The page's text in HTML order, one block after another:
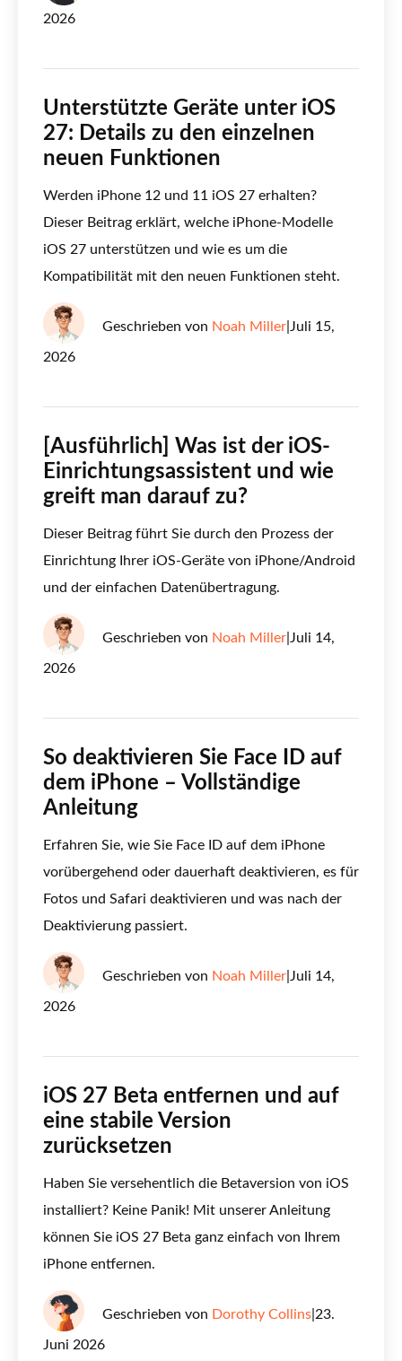
2026
Unterstützte Geräte unter iOS
27: Details zu den einzelnen
neuen Funktionen
Werden iPhone 12 und 11 iOS 27 erhalten?
Dieser Beitrag erklärt, welche iPhone-Modelle
iOS 27 unterstützen und wie es um die
Kompatibilität mit den neuen Funktionen steht.
Geschrieben von Noah Miller Juli 15,
2026
[Ausführlich] Was ist der iOS-
Einrichtungsassistent und wie
greift man darauf zu?
Dieser Beitrag führt Sie durch den Prozess der
Einrichtung Ihrer iOS-Geräte von iPhone/Android
und der einfachen Datenübertragung.
Geschrieben von Noah Miller Juli 14,
2026
So deaktivieren Sie Face ID auf
dem iPhone – Vollständige
Anleitung
Erfahren Sie, wie Sie Face ID auf dem iPhone
vorübergehend oder dauerhaft deaktivieren, es für
Fotos und Safari deaktivieren und was nach der
Deaktivierung passiert.
Geschrieben von Noah Miller Juli 14,
2026
iOS 27 Beta entfernen und auf
eine stabile Version
zurücksetzen
Haben Sie versehentlich die Betaversion von iOS
installiert? Keine Panik! Mit unserer Anleitung
können Sie iOS 27 Beta ganz einfach von Ihrem
iPhone entfernen.
Geschrieben von Dorothy Collins 23.
Juni 2026